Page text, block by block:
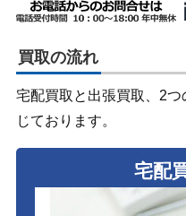
買取の流れ
宅配買取と出張買取、2
じております。
宅配